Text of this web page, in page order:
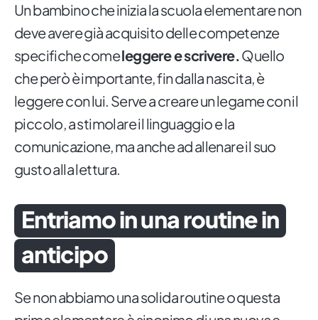
Un bambino che inizia la scuola elementare non
deve avere già acquisito delle competenze
specifiche comeleggere e scrivere. Quello
che però è importante, fin dalla nascita, è
leggere con lui. Serve a creare un legame con il
piccolo, a stimolare il linguaggio e la
comunicazione, ma anche ad allenare il suo
gusto alla lettura.
Entriamo in una routine in
anticipo
Se non abbiamo una solida routine o questa